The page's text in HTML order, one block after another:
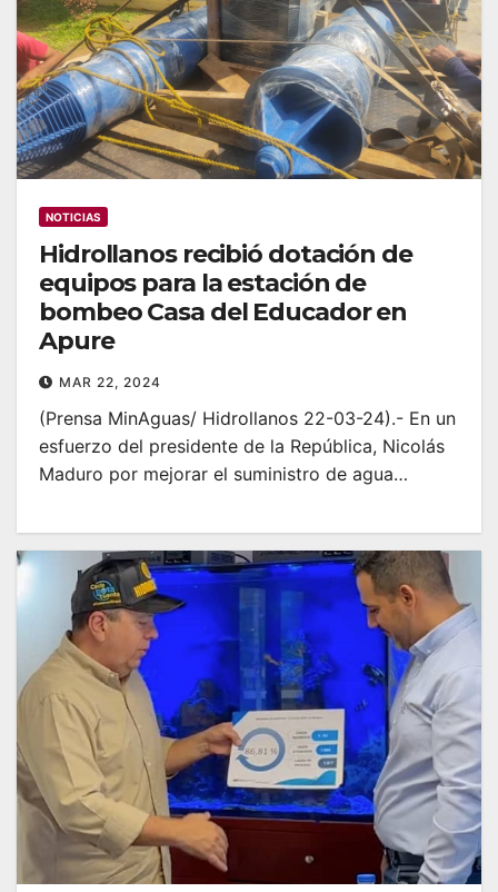
NOTICIAS
Hidrollanos recibió dotación de
equipos para la estación de
bombeo Casa del Educador en
Apure
MAR 22, 2024
(Prensa MinAguas/ Hidrollanos 22-03-24).- En un
esfuerzo del presidente de la República, Nicolás
Maduro por mejorar el suministro de agua…